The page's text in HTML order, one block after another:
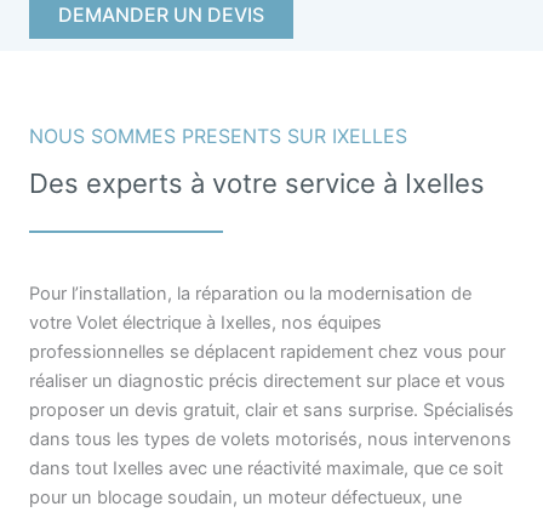
DEMANDER UN DEVIS
NOUS SOMMES PRESENTS SUR IXELLES
Des experts à votre service à Ixelles
Pour l’installation, la réparation ou la modernisation de
votre Volet électrique à Ixelles, nos équipes
professionnelles se déplacent rapidement chez vous pour
réaliser un diagnostic précis directement sur place et vous
proposer un devis gratuit, clair et sans surprise. Spécialisés
dans tous les types de volets motorisés, nous intervenons
dans tout Ixelles avec une réactivité maximale, que ce soit
pour un blocage soudain, un moteur défectueux, une